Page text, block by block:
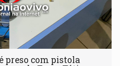
preso com pistola